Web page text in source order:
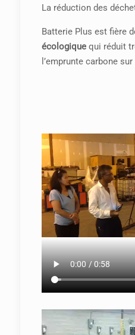
La réduction des
Batterie Plus est fière
écologiquequi réduit
l’emprunte carbone